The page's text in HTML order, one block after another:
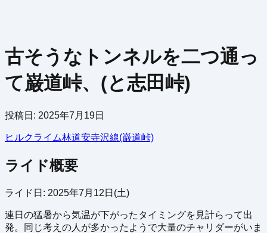
古そうなトンネルを二つ通っ
て巌道峠、(と志田峠)
投稿日: 2025年7月19日
ヒルクライム林道安寺沢線(巌道峠)
ライド概要
ライド日: 2025年7月12日(土)
連日の猛暑から気温が下がったタイミングを見計らって出
発。同じ考えの人が多かったようで大量のチャリダーがいま